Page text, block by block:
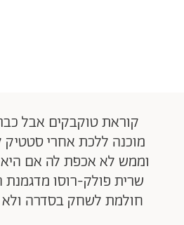
קוראת טוקבקים אבל
מוכנה ללכת אחרי
וממש לא אכפת לה אם
שרית פולק-רוסו
חולמת לשחק בסדרה ולא